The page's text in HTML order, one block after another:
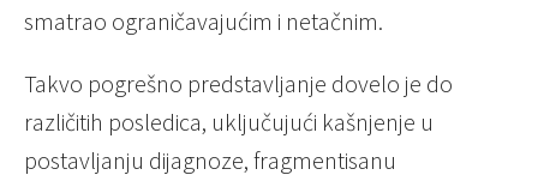
smatrao ograničavajućim i netačnim.
Takvo pogrešno predstavljanje dovelo je do
različitih posledica, uključujući kašnjenje u
postavljanju dijagnoze, fragmentisanu